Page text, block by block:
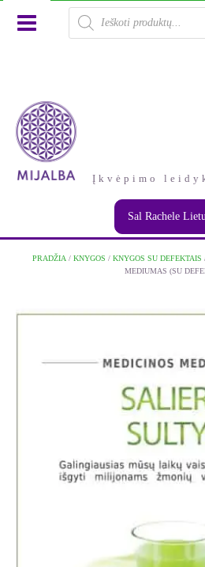
Products
search
Įkvėpimo
Sal Rachele
PRADŽIA / KNYGOS / KNYGOS SU DEFEKTAIS
MEDIUMAS (SU